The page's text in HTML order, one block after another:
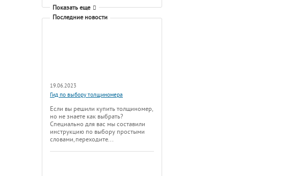
Показать еще
Последние новости
19.06.2023
Гид по выбору толщиномера
Если вы решили купить толщиномер,
но не знаете как выбрать?
Специально для вас мы составили
инструкцию по выбору простыми
словами, переходите...